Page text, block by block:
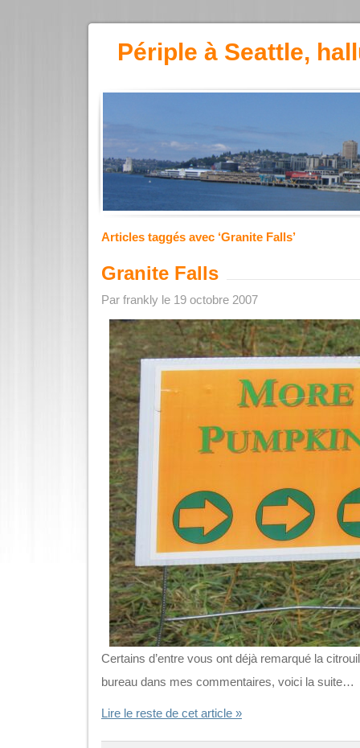
Périple à Seattle,
Articles taggés avec ‘Granite Falls’
Granite Falls
Par frankly le 19 octobre 2007
Certains d’entre vous ont déjà remarqué la
bureau dans mes commentaires, voici la suite…
Lire le reste de cet article »